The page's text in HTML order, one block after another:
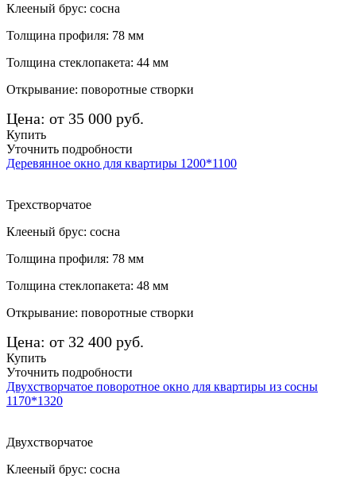
Клееный брус: сосна
Толщина профиля: 78 мм
Толщина стеклопакета: 44 мм
Открывание: поворотные створки
Цена: от 35 000 руб.
Купить
Уточнить подробности
Деревянное окно для квартиры 1200*1100
Трехстворчатое
Клееный брус: сосна
Толщина профиля: 78 мм
Толщина стеклопакета: 48 мм
Открывание: поворотные створки
Цена: от 32 400 руб.
Купить
Уточнить подробности
Двухстворчатое поворотное окно для квартиры из сосны
1170*1320
Двухстворчатое
Клееный брус: сосна